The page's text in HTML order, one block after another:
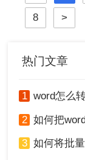
地转换为PDF，
生的必备技能。
性的全部要求。
8 >
热门文章
1 word怎么转换成
2 如何把word
3 如何将批量